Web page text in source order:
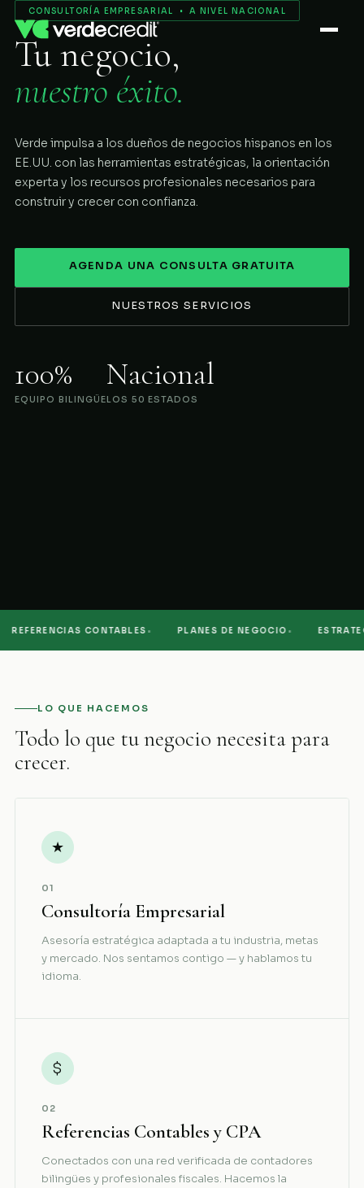
Servicios
Nosotros
Proceso
COMENZAR
CONSULTORÍA EMPRESARIAL • A NIVEL NACIONAL
Tu negocio,
nuestro éxito.
Verde impulsa a los dueños de negocios hispanos en los
EE.UU. con las herramientas estratégicas, la orientación
experta y los recursos profesionales necesarios para
construir y crecer con confianza.
AGENDA UNA CONSULTA GRATUITA
NUESTROS SERVICIOS
100%
EQUIPO BILINGÜE
Nacional
LOS 50 ESTADOS
CONTABLES· PLANES DE NEGOCIO·
LO QUE HACEMOS
Todo lo que tu negocio necesita para
crecer.
★
01
Consultoría Empresarial
Asesoría estratégica adaptada a tu industria, metas
y mercado. Nos sentamos contigo — y hablamos tu
idioma.
$
02
Referencias Contables y CPA
Conectados con una red verificada de contadores
bilingües y profesionales fiscales. Hacemos la